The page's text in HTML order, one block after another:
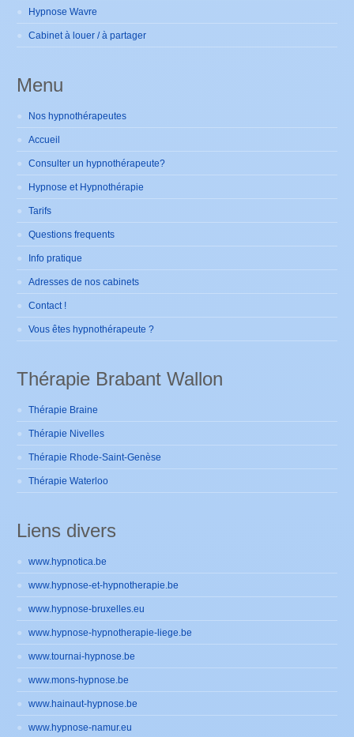
Hypnose Wavre
Cabinet à louer / à partager
Menu
Nos hypnothérapeutes
Accueil
Consulter un hypnothérapeute?
Hypnose et Hypnothérapie
Tarifs
Questions frequents
Info pratique
Adresses de nos cabinets
Contact !
Vous êtes hypnothérapeute ?
Thérapie Brabant Wallon
Thérapie Braine
Thérapie Nivelles
Thérapie Rhode-Saint-Genèse
Thérapie Waterloo
Liens divers
www.hypnotica.be
www.hypnose-et-hypnotherapie.be
www.hypnose-bruxelles.eu
www.hypnose-hypnotherapie-liege.be
www.tournai-hypnose.be
www.mons-hypnose.be
www.hainaut-hypnose.be
www.hypnose-namur.eu